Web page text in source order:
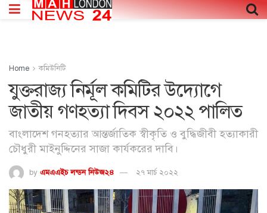
Home কমিউনিটি
যুক্তরাজ্য নির্মূল কমিটির উদ্যোগে
জাতীয় গণহত্যা দিবস ২০২২ পালিত
বাংলাদেশ গনহত্যার আন্তর্জাতিক স্বীকৃতি ও বুদ্ধিজীবী হত্যাকারী
চৌধুরী মাইনুদ্দিনের সাজা কার্যকরের দাবি।
by এমএএইচ লন্ডন নিউজ২৪ ২৭ মার্চ ২০২২